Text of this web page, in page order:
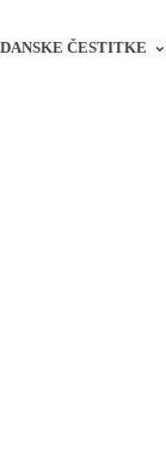
ČESTITKE